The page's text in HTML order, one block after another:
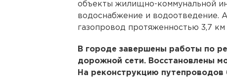
объекты жилищно-коммунальной
водоснабжение и водоотведение.
газопровод протяженностью 3,7
В городе завершены работы по
дорожной сети. Восстановлены
На реконструкцию путепроводов